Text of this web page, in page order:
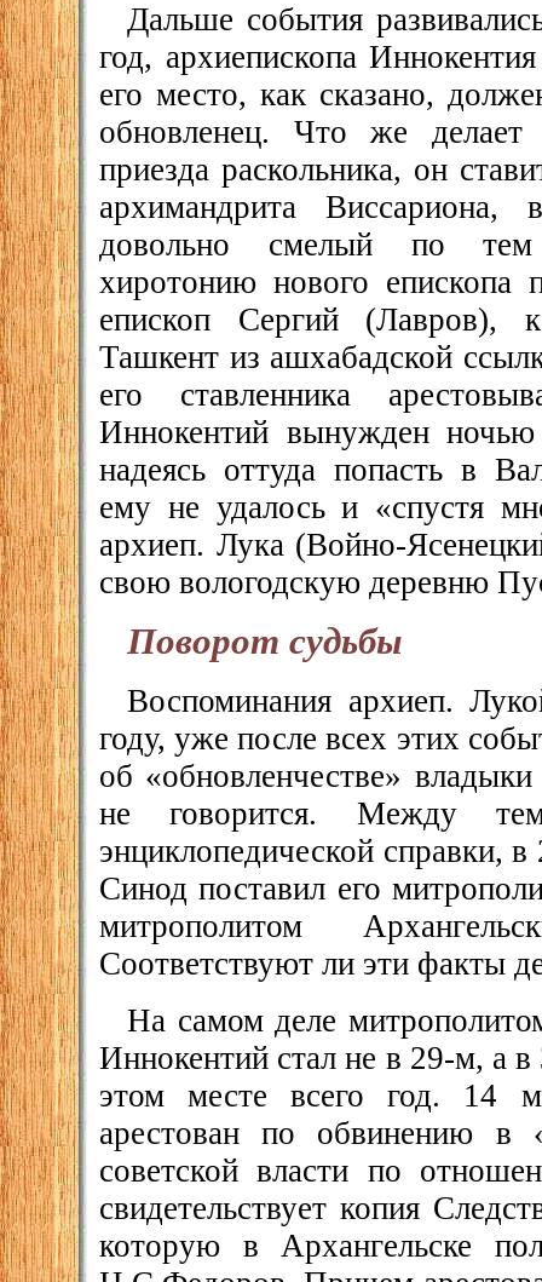
Дальше события
год, архиепископа
его место, как сказано,
обновленец. Что же
приезда раскольника, он
архимандрита Виссариона,
довольно смелый по тем
хиротонию нового
епископ Сергий (Лавров),
Ташкент из ашхабадской
его ставленника
Иннокентий вынужден
надеясь оттуда попасть в
ему не удалось и «спустя
архиеп. Лука (Войно-
свою вологодскую деревню
Поворот судьбы
Воспоминания архиеп.
году, уже после всех этих
об «обновленчестве»
не говорится. Между
энциклопедической справки,
Синод поставил его
митрополитом
Соответствуют ли эти факты
На самом деле
Иннокентий стал не в 29-м, а
этом месте всего год. 14
арестован по обвинению в
советской власти по
свидетельствует копия
которую в Архангельске